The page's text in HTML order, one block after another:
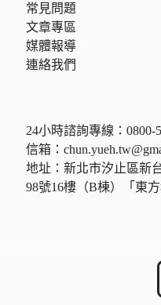
常見問題
文章專區
媒體報導
連絡我們
24小時諮詢專線： 0800-
信箱：
地址：新北市汐止區新
98號16樓（B棟）「東方